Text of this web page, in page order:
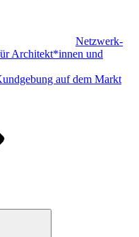
Netzwerk-
Architekt*innen und
auf dem Markt